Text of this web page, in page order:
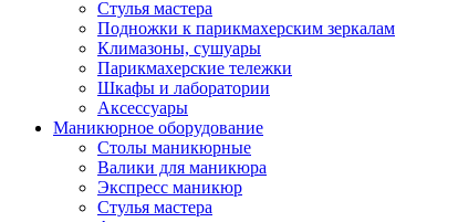
Стулья мастера
Подножки к парикмахерским зеркалам
Климазоны, сушуары
Парикмахерские тележки
Шкафы и лаборатории
Аксессуары
Маникюрное оборудование
Столы маникюрные
Валики для маникюра
Экспресс маникюр
Стулья мастера